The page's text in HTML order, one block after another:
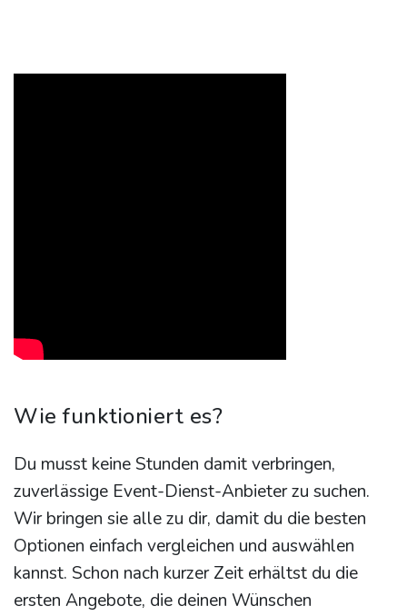
Wie funktioniert es?
Du musst keine Stunden damit verbringen,
zuverlässige Event-Dienst-Anbieter zu suchen.
Wir bringen sie alle zu dir, damit du die besten
Optionen einfach vergleichen und auswählen
kannst. Schon nach kurzer Zeit erhältst du die
ersten Angebote, die deinen Wünschen